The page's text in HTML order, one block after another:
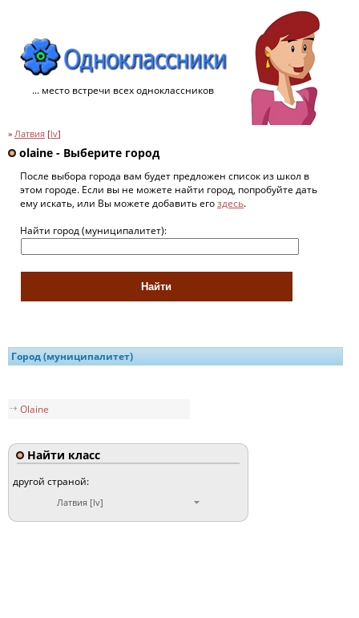
... место встречи всех одноклассников
» Латвия [lv]
olaine - Выберите город
После выбора города вам будет предложен список из школ в
этом городе. Если вы не можете найти город, попробуйте дать
ему искать, или Вы можете добавить егоздесь.
Найти город (муниципалитет):
Город (муниципалитет)
Olaine
Найти класс
другой страной:
Латвия [lv]